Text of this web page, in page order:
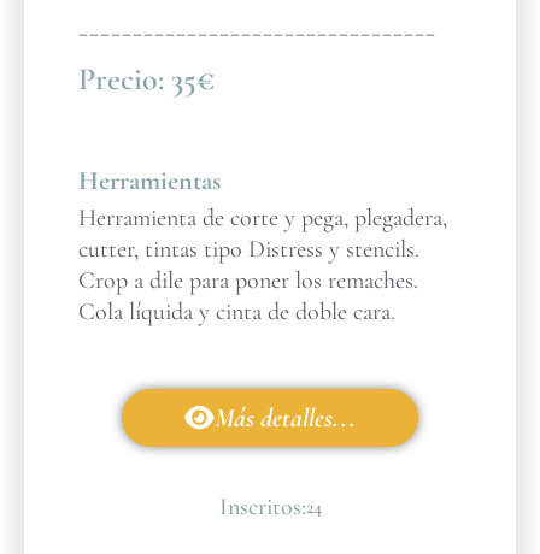
_________________________________
Precio: 35€
Herramientas
Herramienta de corte y pega, plegadera,
cutter, tintas tipo Distress y stencils.
Crop a dile para poner los remaches.
Cola líquida y cinta de doble cara.
Más detalles...
Inscritos:24